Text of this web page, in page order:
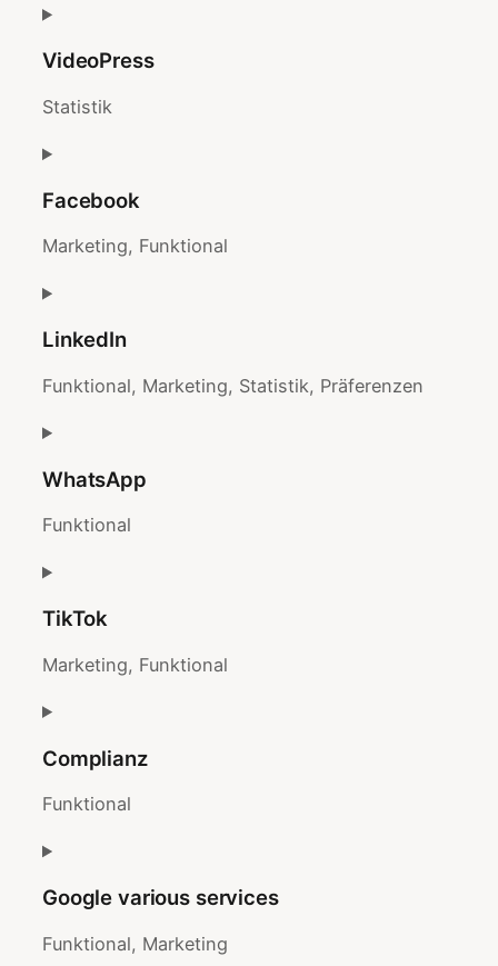
Consent
service
youtube
VideoPress
Statistik
Consent
service
videopress
Facebook
Marketing, Funktional
Consent
service
facebook
LinkedIn
Funktional, Marketing, Statistik, Präferenzen
Consent
service
linkedin
WhatsApp
Funktional
Consent
service
whatsapp
TikTok
Marketing, Funktional
Consent
service
tiktok
Complianz
Funktional
Consent
service
complianz
Google various services
Funktional, Marketing